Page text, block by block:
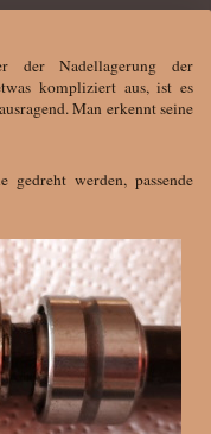
der Nadellagerung der
kompliziert aus, ist es
Man erkennt seine
werden, passende